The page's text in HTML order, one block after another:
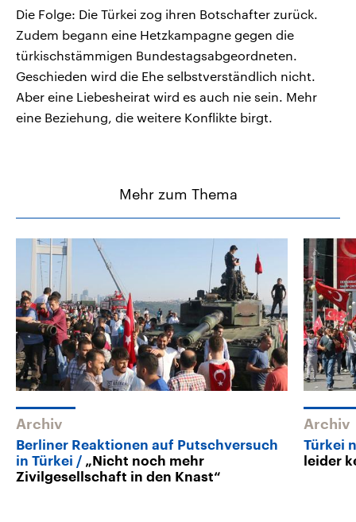
Die Folge: Die Türkei zog ihren Botschafter zurück.
Zudem begann eine Hetzkampagne gegen die
türkischstämmigen Bundestagsabgeordneten.
Geschieden wird die Ehe selbstverständlich nicht.
Aber eine Liebesheirat wird es auch nie sein. Mehr
eine Beziehung, die weitere Konflikte birgt.
Mehr zum Thema
Archiv
Berliner Reaktionen auf Putschversuch
in Türkei
„Nicht noch mehr
Zivilgesellschaft in den Knast“
Archiv
Türkei
leider